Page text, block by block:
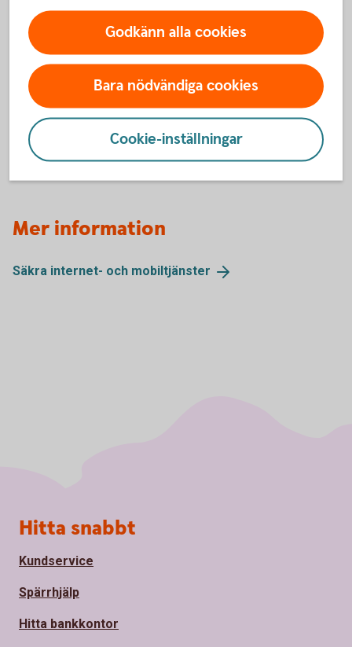
Välj därefter 92# och byt din kod enligt
instruktionsrösten.
Så skaffar du Mobilt BankID
Även Mobilt BankID skaffar du direkt i internetbanken.
Läs mer om MobiltBankID
Mer information
Säkra internet- och mobiltjänster
Godkänn alla cookies
Bara nödvändiga cookies
Cookie-inställningar
Sidfot
Hitta snabbt
Kundservice
Spärrhjälp
Hitta bankkontor